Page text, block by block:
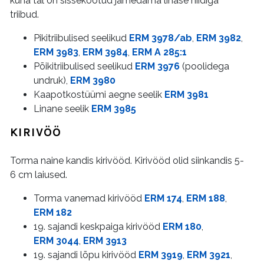
triibud.
Pikitriibulised seelikud ERM 3978/ab, ERM 3982,
ERM 3983, ERM 3984, ERM A 285:1
Põikitriibulised seelikud ERM 3976 (poolidega
undruk), ERM 3980
Kaapotkostüümi aegne seelik ERM 3981
Linane seelik ERM 3985
KIRIVÖÖ
Torma naine kandis kirivööd. Kirivööd olid siinkandis 5-
6 cm laiused.
Torma vanemad kirivööd ERM 174, ERM 188,
ERM 182
19. sajandi keskpaiga kirivööd ERM 180,
ERM 3044, ERM 3913
19. sajandi lõpu kirivööd ERM 3919, ERM 3921,